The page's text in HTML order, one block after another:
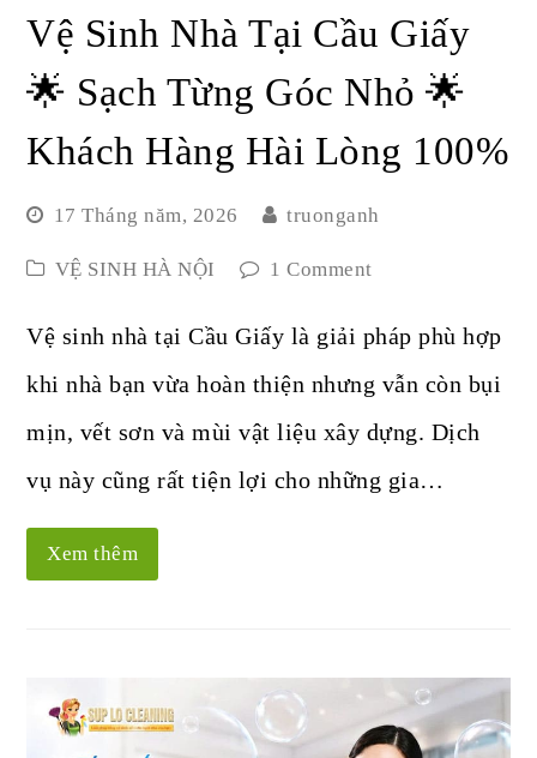
Vệ Sinh Nhà Tại Cầu Giấy
🌟 Sạch Từng Góc Nhỏ 🌟
Khách Hàng Hài Lòng 100%
17 Tháng năm, 2026 truonganh
VỆ SINH HÀ NỘI 1 Comment
Vệ sinh nhà tại Cầu Giấy là giải pháp phù hợp
khi nhà bạn vừa hoàn thiện nhưng vẫn còn bụi
mịn, vết sơn và mùi vật liệu xây dựng. Dịch
vụ này cũng rất tiện lợi cho những gia…
Xem thêm